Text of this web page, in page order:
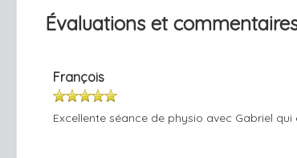
Évaluations et
François
Excellente séance de physio avec Gabriel